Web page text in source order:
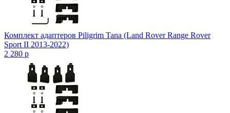
Комплект адаптеров Piligrim Tana (Land Rover Range Rover
Sport II 2013-2022)
2 280 p